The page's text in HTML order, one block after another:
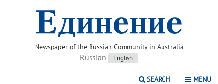
Newspaper of the Russian Community in Australia
Russian English
SEARCH MENU